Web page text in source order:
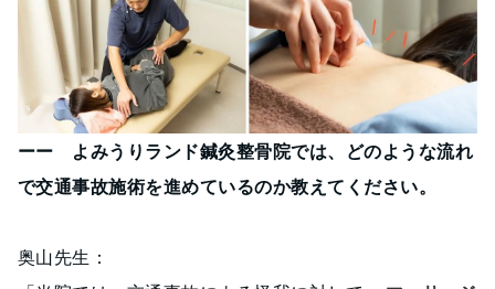
ーー よみうりランド鍼灸整骨院では、どのような流れ
で交通事故施術を進めているのか教えてください。
奥山先生：